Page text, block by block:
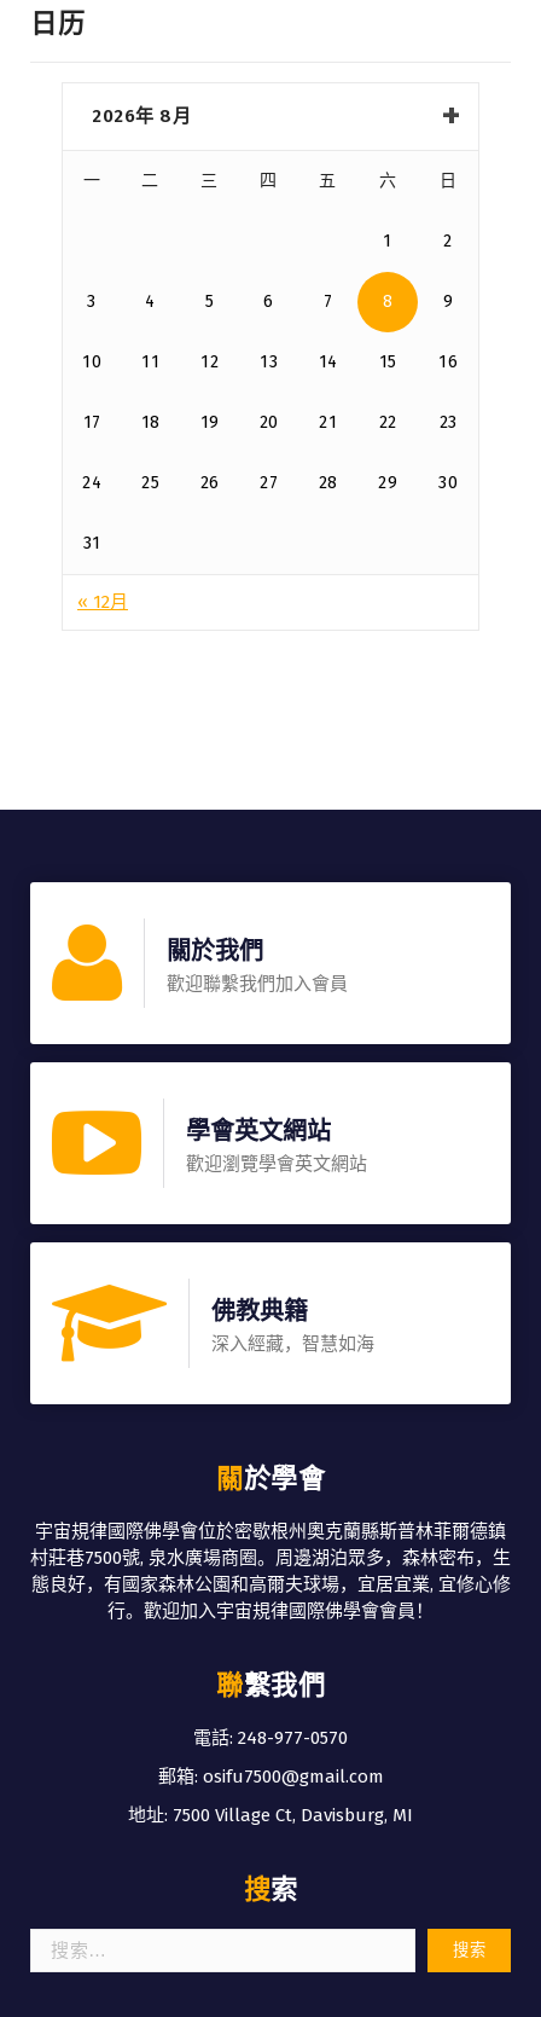
日历
2026年 8月
一 二 三 四 五 六 日
1 2
3 4 5 6 7 8 9
10 11 12 13 14 15 16
17 18 19 20 21 22 23
24 25 26 27 28 29 30
31
« 12月
關於我們
歡迎聯繫我們加入會員
學會英文網站
歡迎瀏覽學會英文網站
佛教典籍
深入經藏，智慧如海
關於學會
宇宙規律國際佛學會位於密歇根州奧克蘭縣斯普林菲爾德鎮
村莊巷7500號, 泉水廣場商圈。周邊湖泊眾多，森林密布，生
態良好，有國家森林公園和高爾夫球場，宜居宜業, 宜修心修
行。歡迎加入宇宙規律國際佛學會會員！
聯繫我們
電話: 248-977-0570
郵箱: osifu7500@gmail.com
地址: 7500 Village Ct, Davisburg, MI
搜索
索：